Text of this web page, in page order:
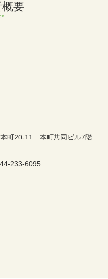
要
町20-11 本町共同ビル7階
233-6095